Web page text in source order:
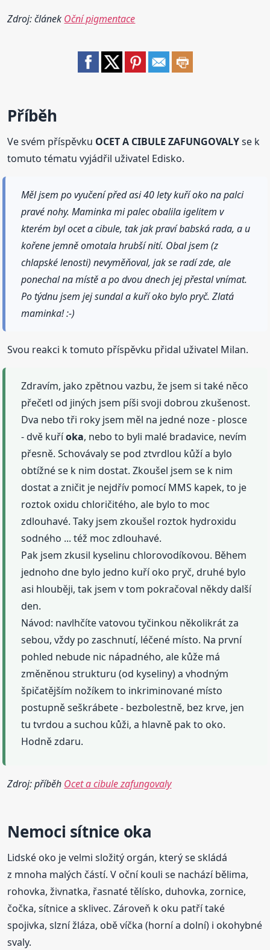
Zdroj: článek Oční pigmentace
Příběh
Ve svém příspěvku OCET A CIBULE ZAFUNGOVALYse k
tomuto tématu vyjádřil uživatel Edisko.
Měl jsem po vyučení před asi 40 lety kuří oko na palci
pravé nohy. Maminka mi palec obalila igelitem v
kterém byl ocet a cibule, tak jak praví babská rada, a u
kořene jemně omotala hrubší nití. Obal jsem (z
chlapské lenosti) nevyměňoval, jak se radí zde, ale
ponechal na místě a po dvou dnech jej přestal vnímat.
Po týdnu jsem jej sundal a kuří oko bylo pryč. Zlatá
maminka! :-)
Svou reakci k tomuto příspěvku přidal uživatel Milan.
Zdravím, jako zpětnou vazbu, že jsem si také něco
přečetl od jiných jsem píši svoji dobrou zkušenost.
Dva nebo tři roky jsem měl na jedné noze - plosce
- dvě kuříoka, nebo to byli malé bradavice, nevím
přesně. Schovávaly se pod ztvrdlou kůží a bylo
obtížné se k nim dostat. Zkoušel jsem se k nim
dostat a zničit je nejdřív pomocí MMS kapek, to je
roztok oxidu chloričitého, ale bylo to moc
zdlouhavé. Taky jsem zkoušel roztok hydroxidu
sodného ... též moc zdlouhavé.
Pak jsem zkusil kyselinu chlorovodíkovou. Během
jednoho dne bylo jedno kuří oko pryč, druhé bylo
asi hlouběji, tak jsem v tom pokračoval někdy další
den.
Návod: navlhčíte vatovou tyčinkou několikrát za
sebou, vždy po zaschnutí, léčené místo. Na první
pohled nebude nic nápadného, ale kůže má
změněnou strukturu (od kyseliny) a vhodným
špičatějším nožíkem to inkriminované místo
postupně seškrábete - bezbolestně, bez krve, jen
tu tvrdou a suchou kůži, a hlavně pak to oko.
Hodně zdaru.
Zdroj: příběh Ocet a cibule zafungovaly
Nemoci sítnice oka
Lidské oko je velmi složitý orgán, který se skládá
z mnoha malých částí. V oční kouli se nachází bělima,
rohovka, živnatka, řasnaté tělísko, duhovka, zornice,
čočka, sítnice a sklivec. Zároveň k oku patří také
spojivka, slzní žláza, obě víčka (horní a dolní) i okohybné
svaly.